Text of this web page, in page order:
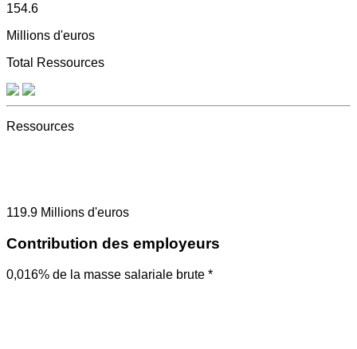
154.6
Millions d'euros
Total Ressources
Ressources
119.9 Millions d'euros
Contribution des employeurs
0,016% de la masse salariale brute *